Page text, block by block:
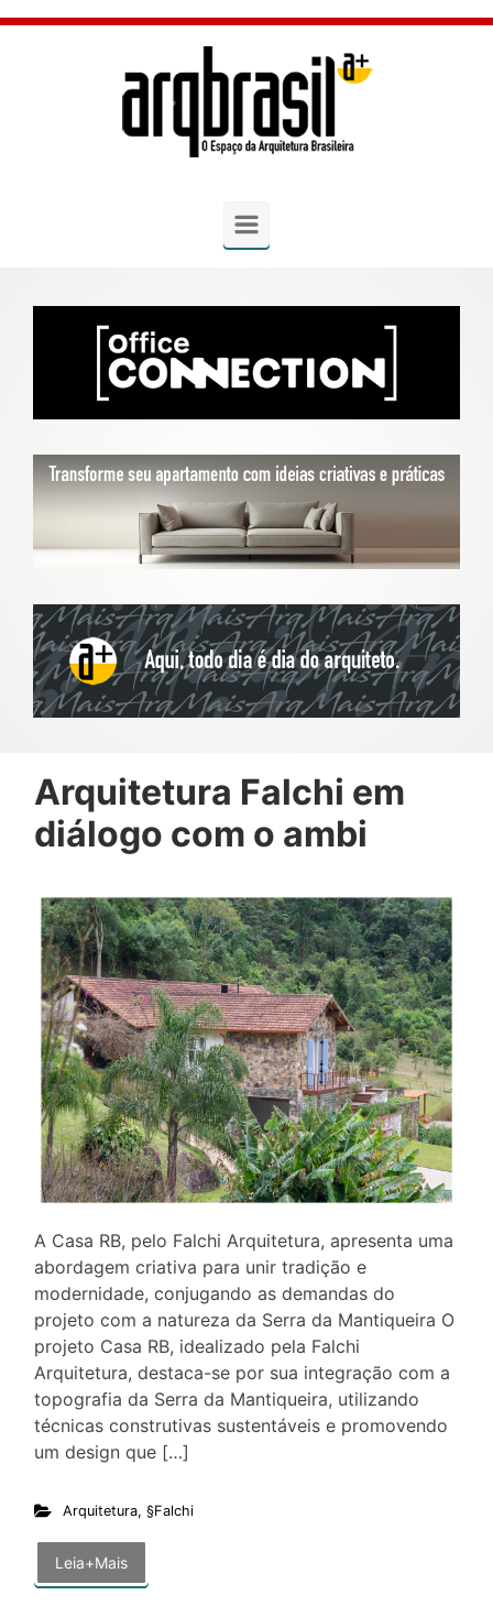
Skip to main content
Arquitetura Falchi em
diálogo com o ambi
A Casa RB, pelo Falchi Arquitetura, apresenta uma
abordagem criativa para unir tradição e
modernidade, conjugando as demandas do
projeto com a natureza da Serra da Mantiqueira O
projeto Casa RB, idealizado pela Falchi
Arquitetura, destaca-se por sua integração com a
topografia da Serra da Mantiqueira, utilizando
técnicas construtivas sustentáveis e promovendo
um design que […]
Arquitetura, §Falchi
Leia+Mais